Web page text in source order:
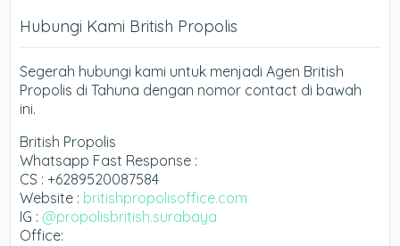
Hubungi Kami British Propolis
Segerah hubungi kami untuk menjadi Agen British
Propolis di Tahuna dengan nomor contact di bawah
ini.
British Propolis
Whatsapp Fast Response :
CS : +6289520087584
Website : britishpropolisoffice.com
IG : @propolisbritish.surabaya
Office: